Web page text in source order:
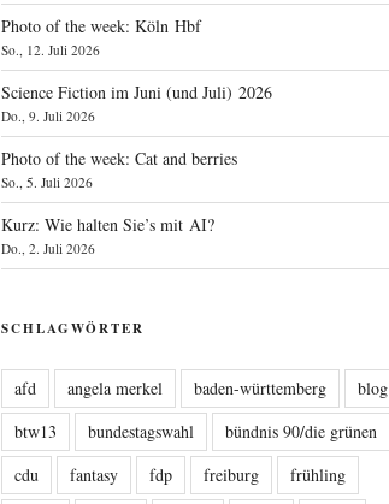
Photo of the week: Köln Hbf
So., 12. Juli 2026
Science Fiction im Juni (und Juli) 2026
Do., 9. Juli 2026
Photo of the week: Cat and berries
So., 5. Juli 2026
Kurz: Wie halten Sie’s mit AI?
Do., 2. Juli 2026
SCHLAGWÖRTER
afd angela merkel baden-württemberg
blog
btw13
bundestagswahl
bündnis 90/die grünen
cdu
fantasy fdp freiburg
frühling